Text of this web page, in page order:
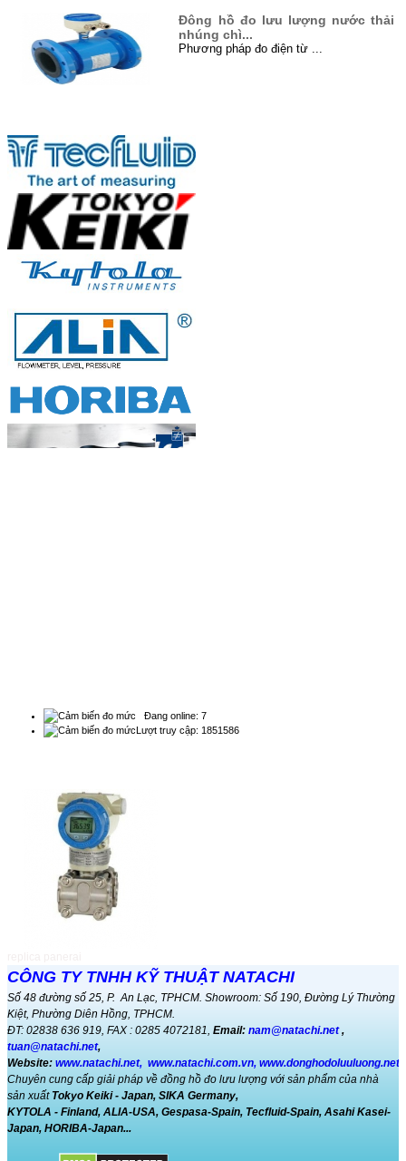
Đông hồ đo lưu lượng nước thải
nhúng chì...
Phương pháp đo điện từ ...
Siêu âm là gì? Siêu âm là sóng cơ
học...
Xử lý nước thải ở Việt Nam...
I. Đôi điều về xử lý nước thải ...
đo lưu lư...
Đồng hồ đo lưu lượng, thiết bị
thống kê ...
Đồng hồ đo lưu lượng dùng để thống kế,
đ...
Đồng hồ đo lưu lượng nước thải kênh
hở b...
COD, BOD, DO và phương pháp
xác định...
Phương pháp phân tích COD trong
Đo lưu lượng khí gas ...
đồng hồ đo lưu lượng khí GAS model
CGR-0...
Đang online: 7
Lượt truy cập: 1851586
CÔNG TY TNHH KỸ THUẬT NATACHI
Số 48 đường số 25, P. An Lạc, TPHCM. Showroom: Số 190, Đường Lý Thường
Kiệt, Phường Diên Hồng, TPHCM.
ĐT: 02838 636 919, FAX : 0285 4072181, Email: nam@natachi.net,
tuan@natachi.net,
Website: www.natachi.net, www.natachi.com.vn, www.donghodoluuluong.net
Chuyên cung cấp giải pháp về đồng hồ đo lưu lượng với sản phẩm của nhà
sản xuất Tokyo Keiki - Japan, SIKA Germany,
KYTOLA - Finland, ALIA-USA, Gespasa-Spain, Tecfluid-Spain, Asahi Kasei-
Japan, HORIBA-Japan...